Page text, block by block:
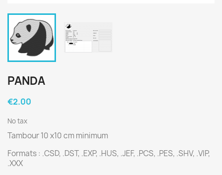
PANDA
€2.00
No tax
Tambour 10 x10 cm minimum
Formats : .CSD, .DST, .EXP, .HUS, .JEF, .PCS, .PES, .SHV, .VIP,
.XXX